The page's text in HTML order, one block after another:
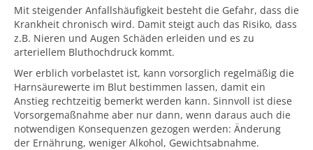
Mit steigender Anfallshäufigkeit besteht die Gefahr, dass die
Krankheit chronisch wird. Damit steigt auch das Risiko, dass
z.B. Nieren und Augen Schäden erleiden und es zu
arteriellem Bluthochdruck kommt.
Wer erblich vorbelastet ist, kann vorsorglich regelmäßig die
Harnsäurewerte im Blut bestimmen lassen, damit ein
Anstieg rechtzeitig bemerkt werden kann. Sinnvoll ist diese
Vorsorgemaßnahme aber nur dann, wenn daraus auch die
notwendigen Konsequenzen gezogen werden: Änderung
der Ernährung, weniger Alkohol, Gewichtsabnahme.